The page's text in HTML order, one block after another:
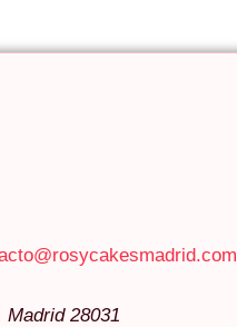
Madrid 28031